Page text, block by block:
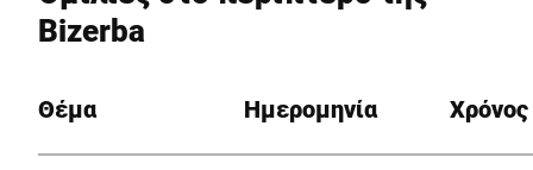
Bizerba
Θέμα Ημερομηνία Χρόνος